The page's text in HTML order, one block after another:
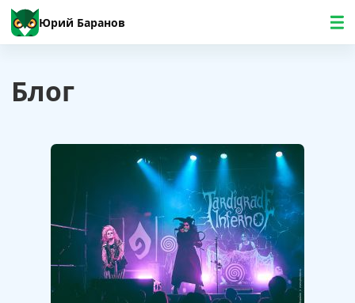
Юрий Баранов
Блог